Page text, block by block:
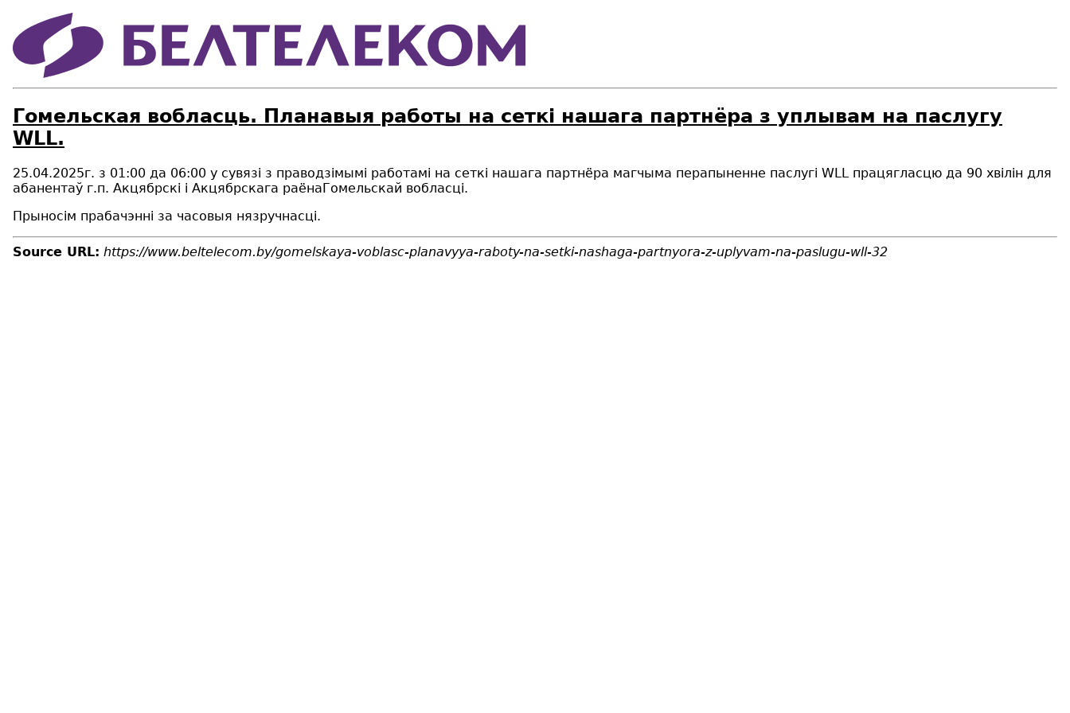
Гомельская вобласць. Планавыя работы на сеткі нашага партнёра з уплывам на паслугу
WLL.
25.04.2025г. з 01:00 да 06:00 у сувязі з праводзімымі работамі на сеткі нашага партнёра магчыма перапыненне паслугі WLL працягласцю да 90 хвілін для
абанентаў г.п. Акцябрскi i Акцябрскага раёнаГомельскай вобласці.
Прыносім прабачэнні за часовыя нязручнасці.
Source URL: https://www.beltelecom.by/gomelskaya-voblasc-planavyya-raboty-na-setki-nashaga-partnyora-z-uplyvam-na-paslugu-wll-32